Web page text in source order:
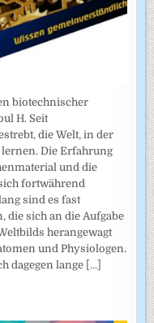
biotechnischer
H. Seit
die Welt, in der
Die Erfahrung
und die
fortwährend
sind es fast
die sich an die Aufgabe
herangewagt
und Physiologen.
dagegen lange [...]